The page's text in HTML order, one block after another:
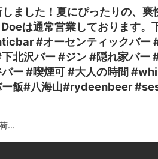
ました！夏にぴったりの、
は通常営業しております。
#オーセンティックバ
北沢バー #ジン #隠れ家バー
ー #喫煙可 #大人の時間
ー飯#八海山#rydeenbeer
...